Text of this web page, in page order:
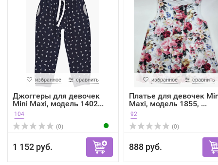
избранное сравнить
Джоггеры для девочек
Mini Maxi, модель 1402...
104
(0)
1 152 руб.
избранное сравнить
Платье для девочек
Maxi, модель 1855, ...
92
(0)
888 руб.